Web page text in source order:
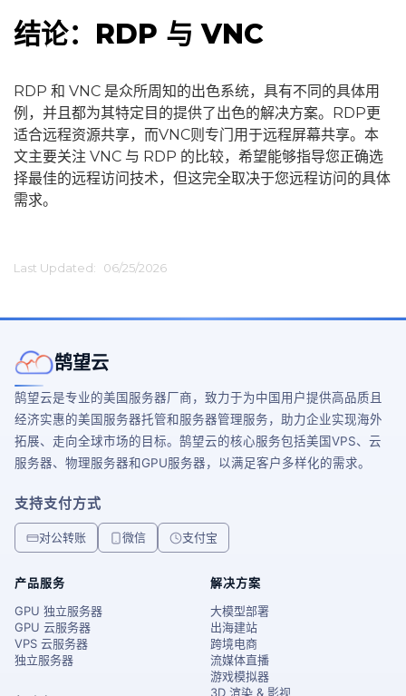
结论：RDP 与 VNC
RDP 和 VNC 是众所周知的出色系统，具有不同的具体用
例，并且都为其特定目的提供了出色的解决方案。RDP更
适合远程资源共享，而VNC则专门用于远程屏幕共享。本
文主要关注 VNC 与 RDP 的比较，希望能够指导您正确选
择最佳的远程访问技术，但这完全取决于您远程访问的具体
需求。
Last Updated: 06/25/2026
鹄望云
鹄望云是专业的美国服务器厂商，致力于为中国用户提供高品质且
经济实惠的美国服务器托管和服务器管理服务，助力企业实现海外
拓展、走向全球市场的目标。鹄望云的核心服务包括美国VPS、云
服务器、物理服务器和GPU服务器，以满足客户多样化的需求。
支持支付方式
对公转账 微信 支付宝
产品服务
GPU 独立服务器
GPU 云服务器
VPS 云服务器
独立服务器
解决方案
大模型部署
出海建站
跨境电商
流媒体直播
游戏模拟器
3D 渲染 & 影视